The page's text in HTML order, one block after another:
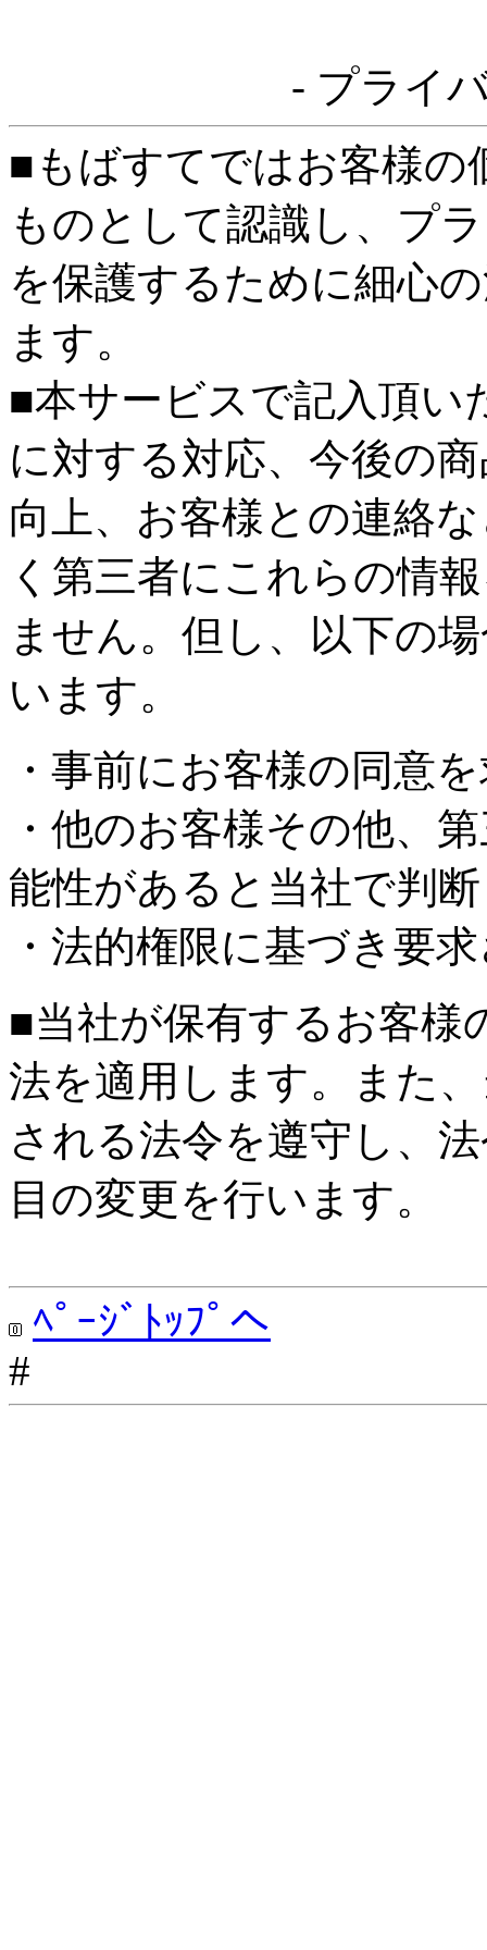
- プライ
■もばすてではお客様の
ものとして認識し、プ
を保護するために細心
ます。
■本サービスで記入頂い
に対する対応、今後の
向上、お客様との連絡
く第三者にこれらの情
ません。但し、以下の
います。
・事前にお客様の同意
・他のお客様その他、
能性があると当社で判
・法的権限に基づき要
■当社が保有するお客様
法を適用します。また
される法令を遵守し、
目の変更を行います。
ﾍﾟｰｼﾞﾄｯﾌﾟへ
#